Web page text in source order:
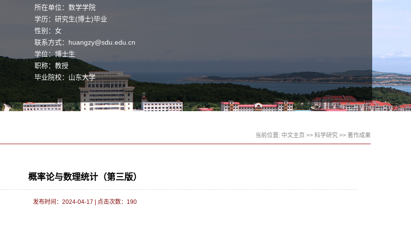
所在单位：数学学院
学历：研究生(博士)毕业
性别：女
联系方式： huangzy@sdu.edu.cn
学位：博士生
职称：教授
毕业院校：山东大学
学科：金融数学与金融工程,概率论与数理统计
当前位置: 中文主页 >> 科学研究 >> 著作成果
概率论与数理统计（第三版）
发布时间：2024-04-17 点击次数： 190